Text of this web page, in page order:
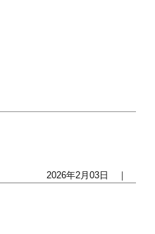
2026年2月03日 ｜